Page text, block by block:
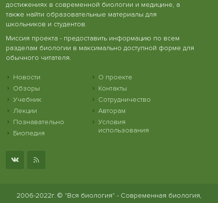
достижениях в современной биологии и медицине, а
также найти образовательные материалы для
школьников и студентов.
Миссия проекта - предоставить информацию по всем
разделам биологии в максимально доступной форме для
обычного читателя.
Новости
Обзоры
Учебник
Лекции
Познавательно
Биопедия
О проекте
Контакты
Сотрудничество
Авторам
Условия
использования
2006-2022г. © "Вся биология" - Современная биология,